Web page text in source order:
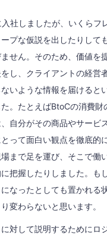
社しましたが、いくらフ
プな仮説を出したりして
せん。そのため、価値を
し、クライアントの経営
いような情報を届けると
。たとえばBtoCの消費財
自分がその商品やサービ
って面白い観点を徹底的
まで足を運び、そこで働
把握したりしました。も
なったとしても置かれる
変わらないと思います。
対して説明するためにロ